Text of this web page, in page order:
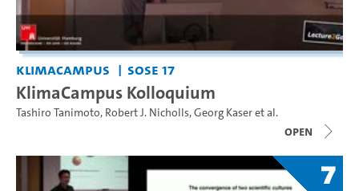
KlimaCampus SoSe 17
KlimaCampus Kolloquium
Tashiro Tanimoto, Robert J. Nicholls,Georg Kaseret al.
open
7